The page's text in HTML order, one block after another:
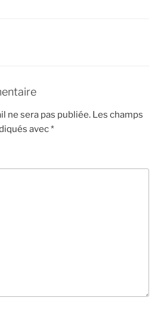
ne sera pas publiée. Les champs
avec*